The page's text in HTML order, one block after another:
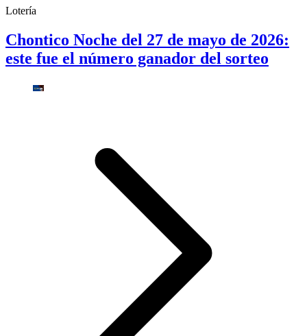
Lotería
Chontico Noche del 27 de mayo de 2026:
este fue el número ganador del sorteo